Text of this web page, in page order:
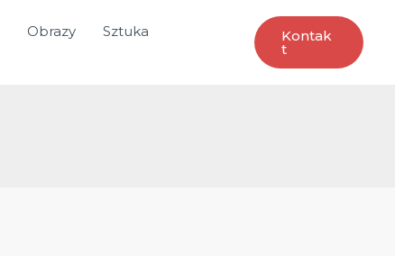
Obrazy
Sztuka
Kontak
T